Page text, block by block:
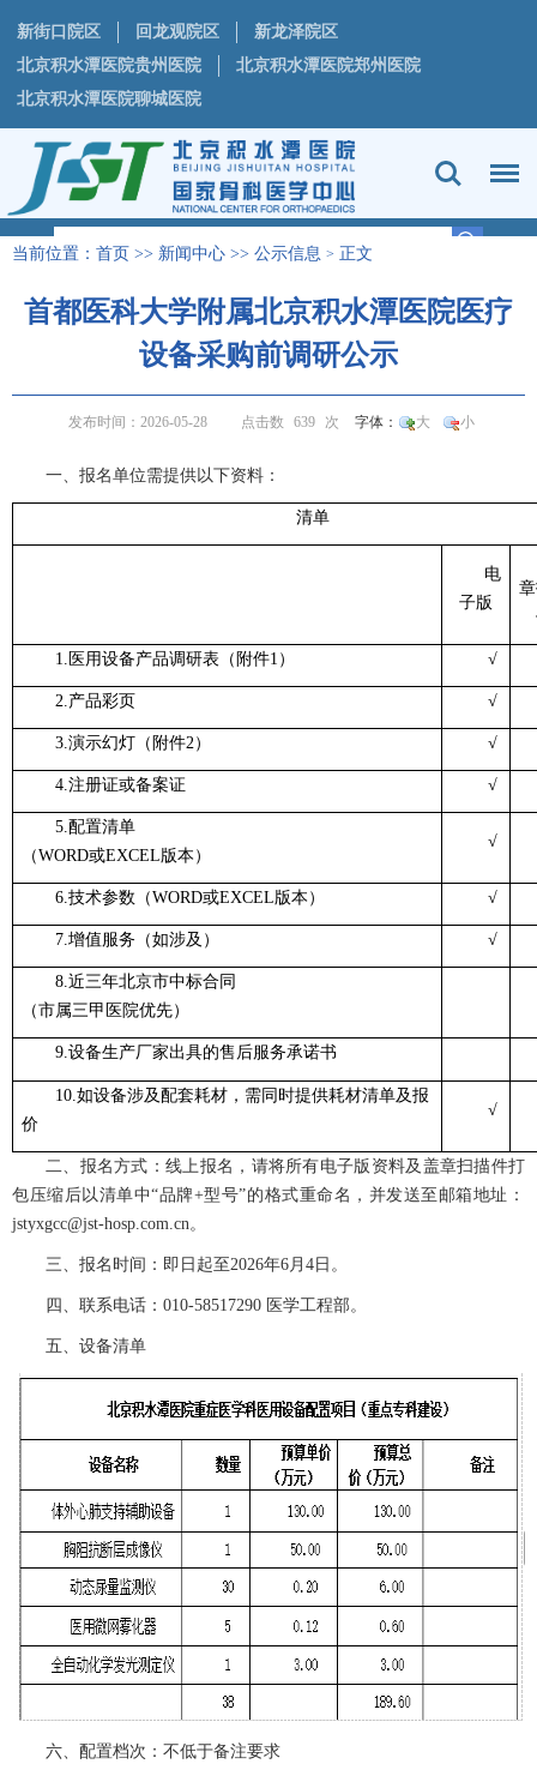
新街口院区 回龙观院区
新龙泽院区
北京积水潭医院贵州医院
北京积水潭医院郑州医院
北京积水潭医院聊城医院
当前位置： 首页 >> 新闻中心 >> 公示信息 > 正文
首都医科大学附属北京积水潭医院医疗
设备采购前调研公示
发布时间：2026-05-28 点击数 639 次 字体： 大 小
一、 报名单位需提供以下资料：
清单
电
子版
1.医用设备产品调研表（附件1） √
2.产品彩页 √
3.演示幻灯（附件2） √
4.注册证或备案证 √
5.配置清单
（WORD或EXCEL版本）
√
6.技术参数（WORD或EXCEL版本） √
7.增值服务（如涉及） √
8.近三年北京市中标合同
（市属三甲医院优先）
9.设备生产厂家出具的售后服务承诺书
10.如设备涉及配套耗材，需同时提供耗材清单及报
价
√
二、报名方式：线上报名，请将所有电子版资料及盖章扫描件打
包压缩后以清单中“品牌+型号”的格式重命名，并发送至邮箱地址：
jstyxgcc@jst-hosp.com.cn。
三、报名时间：即日起至2026年6月4日。
四、联系电话：010-58517290 医学工程部。
五、设备清单
六、配置档次：不低于备注要求